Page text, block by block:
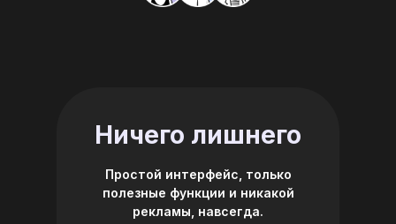
Простой интерфейс, только
полезные функции и никакой
рекламы, навсегда.
Ничего лишнего